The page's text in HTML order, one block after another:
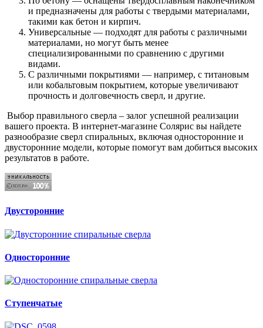
и предназначены для работы с твердыми материалами,
такими как бетон и кирпич.
Универсальные — подходят для работы с различными
материалами, но могут быть менее
специализированными по сравнению с другими
видами.
С различными покрытиями — например, с титановым
или кобальтовым покрытием, которые увеличивают
прочность и долговечность сверл, и другие.
Выбор правильного сверла – залог успешной реализации
вашего проекта. В интернет-магазине Солярис вы найдете
разнообразие сверл спиральных, включая односторонние и
двусторонние модели, которые помогут вам добиться высоких
результатов в работе.
Двусторонние
Односторонние
Ступенчатые